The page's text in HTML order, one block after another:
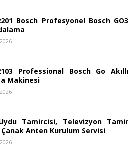
Bosch Profesyonel Bosch GO3
Professional Bosch Go Akıllı
Makinesi
Tamircisi, Televizyon Tamir
Anten Kurulum Servisi